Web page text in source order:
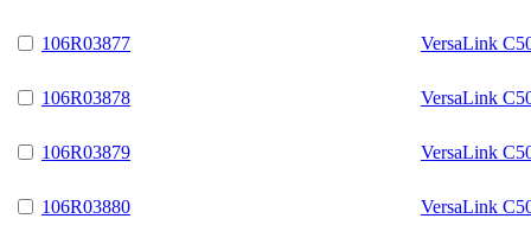
106R03877 VersaLink
106R03878 VersaLink
106R03879 VersaLink
106R03880 VersaLink